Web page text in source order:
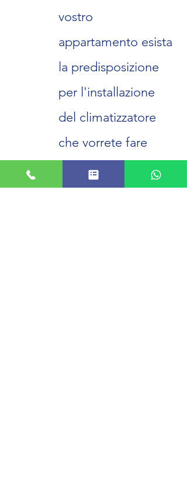
vostro
appartamento esista
la predisposizione
per l'installazione
del climatizzatore
che vorrete fare
installare da Digital
Impianti basterà